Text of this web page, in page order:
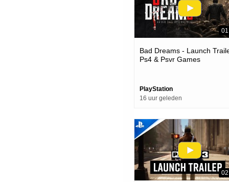
Bad Dreams - Launch
Ps4 & Psvr Games
PlayStation
16 uur geleden